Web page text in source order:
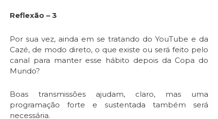
Reflexão – 3
Por sua vez, ainda em se tratando do YouTube e da
Cazé, de modo direto, o que existe ou será feito pelo
canal para manter esse hábito depois da Copa do
Mundo?
Boas transmissões ajudam, claro, mas uma
programação forte e sustentada também será
necessária.